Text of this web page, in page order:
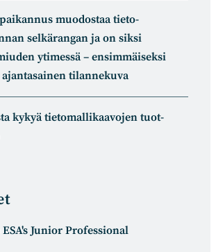
muodostaa tieto­
selkä­rangan ja on siksi
ytimessä – ensimmäiseksi
tilannekuva
kykyä tietomal­likaa­vojen tuot­
Junior Professional